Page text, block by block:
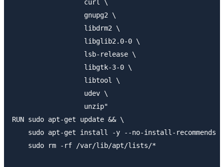
                  curl \
                  gnupg2 \
                  libdrm2 \
                  libglib2.0-0 \
                  lsb-release \
                  libgtk-3-0 \
                  libtool \
                  udev \
                  unzip"
RUN sudo apt-get update && \
sudo apt-get install -y --no-install-recommends
    sudo rm -rf /var/lib/apt/lists/*